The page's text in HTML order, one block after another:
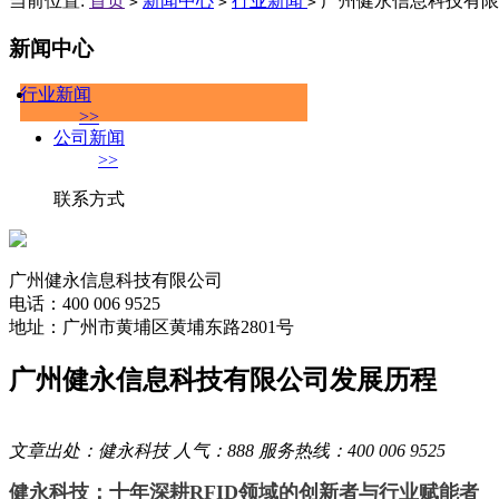
新闻中心
行业新闻
>>
公司新闻
>>
联系方式
广州健永信息科技有限公司
电话：400 006 9525
地址：广州市黄埔区黄埔东路2801号
广州健永信息科技有限公司发展历程
文章出处：健永科技 人气：888 服务热线：400 006 9525
健永科技：十年深耕RFID领域的创新者与行业赋能者